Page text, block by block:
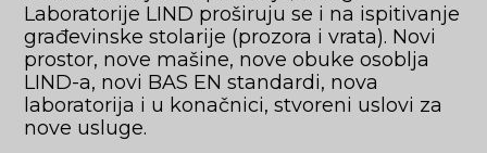
Laboratorije LIND proširuju se i na ispitivanje
građevinske stolarije (prozora i vrata). Novi
prostor, nove mašine, nove obuke osoblja
LIND-a, novi BAS EN standardi, nova
laboratorija i u konačnici, stvoreni uslovi za
nove usluge.